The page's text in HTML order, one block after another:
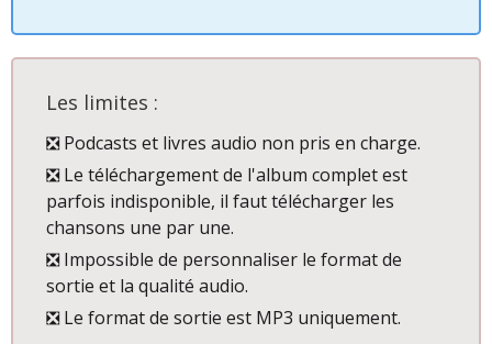
Les limites :
❎ Podcasts et livres audio non pris en charge.
❎ Le téléchargement de l'album complet est
parfois indisponible, il faut télécharger les
chansons une par une.
❎ Impossible de personnaliser le format de
sortie et la qualité audio.
❎ Le format de sortie est MP3 uniquement.